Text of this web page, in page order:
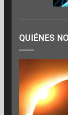
QUIÉNES